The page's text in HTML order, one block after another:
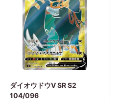
ダイオウドウV SR S2
104/096